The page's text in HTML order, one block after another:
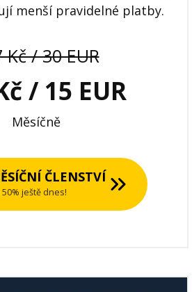
menší pravidelné platby.
Kč / 30 EUR
/ 15 EUR
Měsíčně
ČLENSTVÍ
ještě dnes!